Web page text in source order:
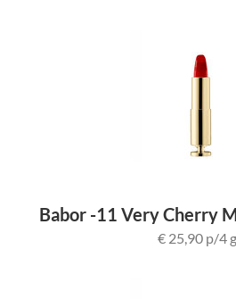
Babor -11 Very Cherry
€ 25,90 p/4